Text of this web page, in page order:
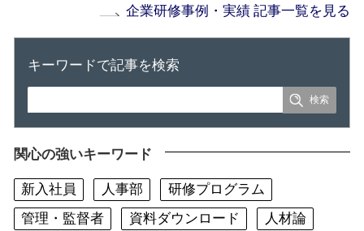
企業研修事例・実績 記事一覧を見る
キーワードで記事を検索
関心の強いキーワード
新入社員 人事部
研修プログラム
管理・監督者
資料ダウンロード
人材論